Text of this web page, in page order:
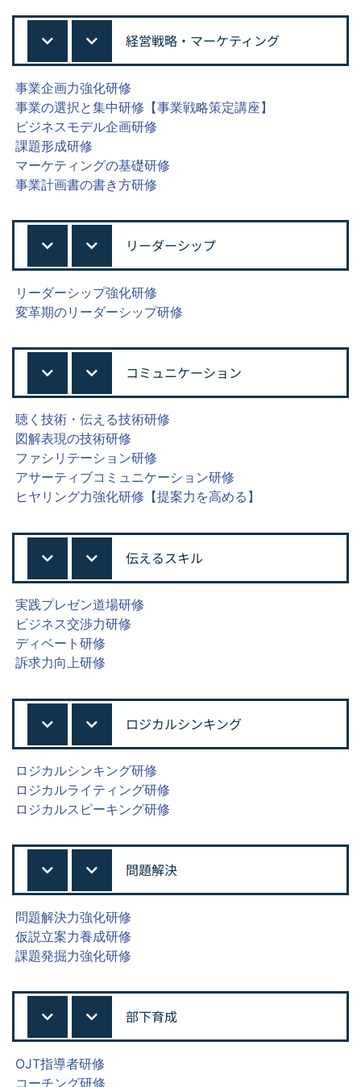
経営戦略・マーケティング
事業企画力強化研修
事業の選択と集中研修【事業戦略策定講座】
ビジネスモデル企画研修
課題形成研修
マーケティングの基礎研修
事業計画書の書き方研修
リーダーシップ
リーダーシップ強化研修
変革期のリーダーシップ研修
コミュニケーション
聴く技術・伝える技術研修
図解表現の技術研修
ファシリテーション研修
アサーティブコミュニケーション研修
ヒヤリング力強化研修【提案力を高める】
伝えるスキル
実践プレゼン道場研修
ビジネス交渉力研修
ディベート研修
訴求力向上研修
ロジカルシンキング
ロジカルシンキング研修
ロジカルライティング研修
ロジカルスピーキング研修
問題解決
問題解決力強化研修
仮説立案力養成研修
課題発掘力強化研修
部下育成
OJT指導者研修
コーチング研修